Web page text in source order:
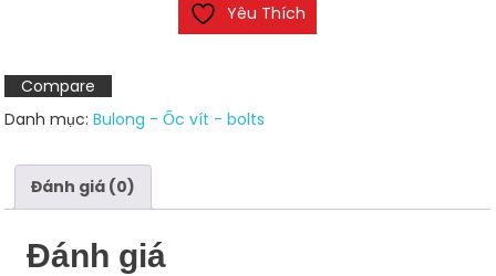
số
lượng
Yêu Thích
Compare
Danh mục:Bulong - Ốc vít - bolts
Đánh giá (0)
Đánh giá